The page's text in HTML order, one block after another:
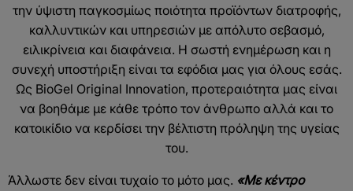
την ύψιστη παγκοσμίως ποιότητα προϊόντων διατροφής,
καλλυντικών και υπηρεσιών με απόλυτο σεβασμό,
ειλικρίνεια και διαφάνεια. Η σωστή ενημέρωση και η
συνεχή υποστήριξη είναι τα εφόδια μας για όλους εσάς.
Ως BioGel Original Innovation, προτεραιότητα μας είναι
να βοηθάμε με κάθε τρόπο τον άνθρωπο αλλά και το
κατοικίδιο να κερδίσει την βέλτιστη πρόληψη της υγείας
του.
Άλλωστε δεν είναι τυχαίο το μότο μας. «Με κέντρο